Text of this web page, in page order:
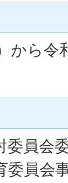
から令
員会
委員会